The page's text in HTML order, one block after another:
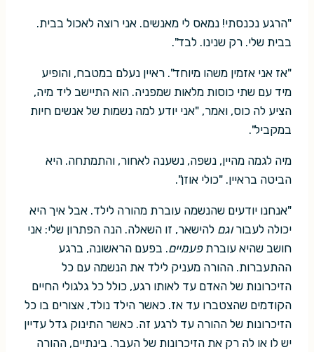
"הרגע נכנסתי! נמאס לי מאנשים. אני רוצה לאכול בבית.
בבית שלי. רק שנינו. לבד".
"אז אני אזמין משהו מיוחד". ראיין נעלם במטבח, והופיע
מיד עם שתי כוסות מלאות שמפניה. הוא התיישב ליד מיה,
הציע לה כוס, ואמר, "אני יודע למה נשמות של אנשים חיות
במקביל".
מיה לגמה מהיין, נשפה, נשענה לאחור, והתמתחה. היא
הביטה בראיין. "כולי אוזן".
"אנחנו יודעים שהנשמה עוברת מהורה לילד. אבל איך היא
יכולה לעבורוגם להישאר, זו השאלה. הנה הפתרון שלי: אני
חושב שהיא עוברתפעמיים. בפעם הראשונה, ברגע
ההתעברות. ההורה מעניק לילד את הנשמה עם כל
הזיכרונות של האדם עד לאותו רגע, כולל כל גלגולי החיים
הקודמים שהצטברו עד אז. כאשר הילד נולד, אצורים בו כל
הזיכרונות של ההורה עד לרגע זה. כאשר התינוק גדל עדיין
יש לו או לה רק את הזיכרונות של העבר. בינתיים, ההורה